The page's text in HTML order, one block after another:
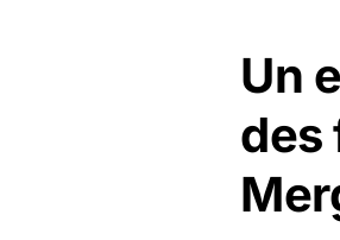
Un
des